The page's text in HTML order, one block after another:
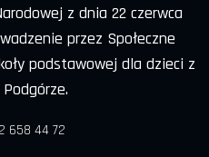
z dnia 22 czerwca
przez Społeczne
podstawowej dla dzieci z
658 44 72